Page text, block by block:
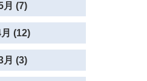
月 (7)
(12)
月 (3)